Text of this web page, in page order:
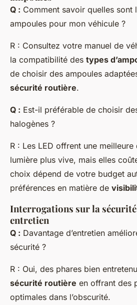
Q : Comment savoir quelles sont
ampoules pour mon véhicule ?
R : Consultez votre manuel de
la compatibilité des types
de choisir des ampoules
sécurité routière.
Q : Est-il préférable de choisir
halogènes ?
R : Les LED offrent une
lumière plus vive, mais elles
choix dépend de votre budget
préférences en matière de
Interrogations sur la sécurité
entretien
Q : Davantage d’entretien
sécurité ?
R : Oui, des phares bien
sécurité routière en offrant des
optimales dans l’obscurité.